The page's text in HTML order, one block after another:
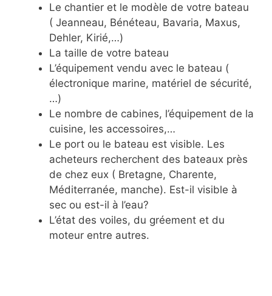
Le chantier et le modèle de votre bateau
( Jeanneau, Bénéteau, Bavaria, Maxus,
Dehler, Kirié,…)
La taille de votre bateau
L’équipement vendu avec le bateau (
électronique marine, matériel de sécurité,
…)
Le nombre de cabines, l’équipement de la
cuisine, les accessoires,…
Le port ou le bateau est visible. Les
acheteurs recherchent des bateaux près
de chez eux ( Bretagne, Charente,
Méditerranée, manche). Est-il visible à
sec ou est-il à l’eau?
L’état des voiles, du gréement et du
moteur entre autres.